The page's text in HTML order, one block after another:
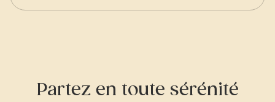
Partez en toute sérénité